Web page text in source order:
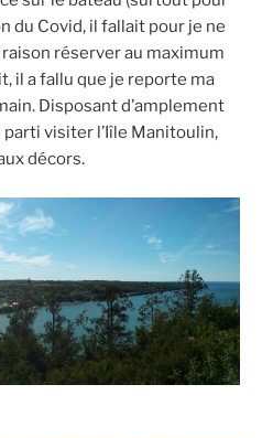
du Covid, il fallait pour je ne
réserver au maximum
il a fallu que je reporte ma
Disposant d’amplement
visiter l’Iîle Manitoulin,
décors.